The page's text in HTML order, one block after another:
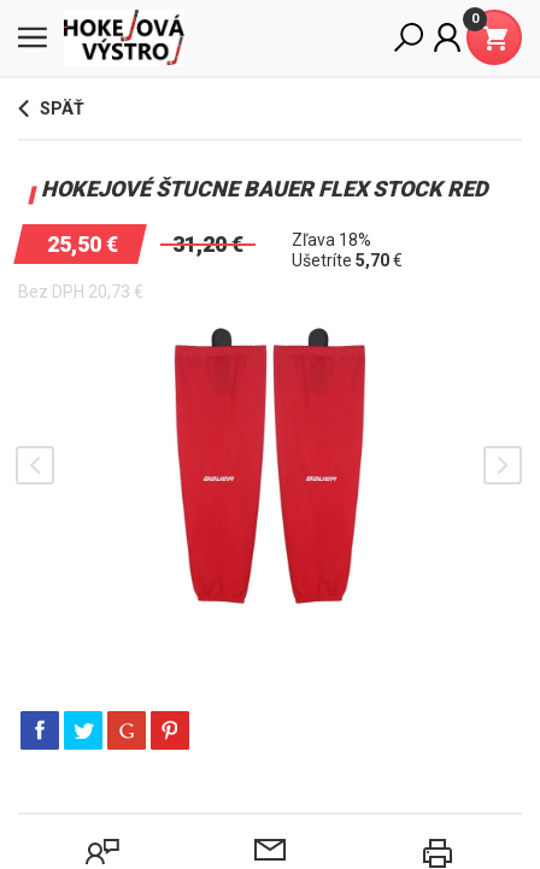
0
SPÄŤ
HOKEJOVÉ ŠTUCNE BAUER FLEX STOCK RED
25,50€ 31,20€
Zľava 18%
Ušetríte 5,70€
Bez DPH 20,73 €